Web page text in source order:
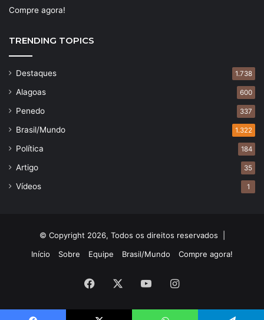
Compre agora!
TRENDING TOPICS
Destaques 1.738
Alagoas 600
Penedo 337
Brasil/Mundo 1.322
Política 184
Artigo 35
Vídeos 1
© Copyright 2026, Todos os direitos reservados |
Início
Sobre Equipe Brasil/Mundo Compre agora!
Facebook YouTubeInstagram